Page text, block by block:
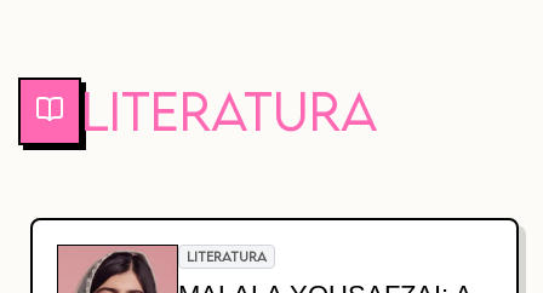
Literatura
LITERATURA